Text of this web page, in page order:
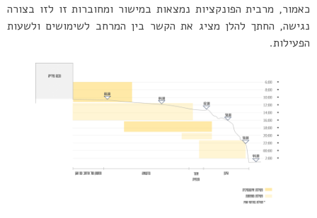
כאמור, מרבית הפונקציות נמצאות במישור ומחוברות זו לזו בצורה
נגישה, החתך להלן מציג את הקשר בין המרחב לשימושים ולשעות
הפעילות.